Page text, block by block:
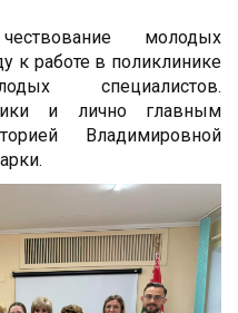
молодых
к работе в поликлинике
специалистов.
и лично главным
Владимировной